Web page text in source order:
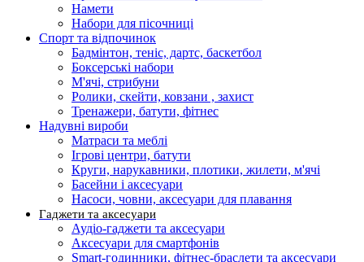
Намети
Набори для пісочниці
Спорт та відпочинок
Бадмінтон, теніс, дартс, баскетбол
Боксерські набори
М'ячі, стрибуни
Ролики, скейти, ковзани , захист
Тренажери, батути, фітнес
Надувні вироби
Матраси та меблі
Ігрові центри, батути
Круги, нарукавники, плотики, жилети, м'ячі
Басейни і аксесуари
Насоси, човни, аксесуари для плавання
Гаджети та аксесуари
Аудіо-гаджети та аксесуари
Аксесуари для смартфонів
Smart-годинники, фітнес-браслети та аксесуари